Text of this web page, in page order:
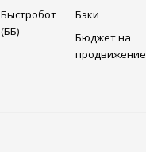
Быстробот
(ББ)
Бэки
Бюджет на
продвижение